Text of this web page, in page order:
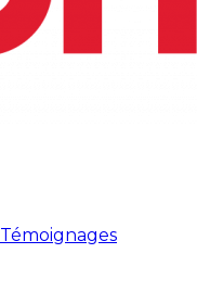
Témoignages